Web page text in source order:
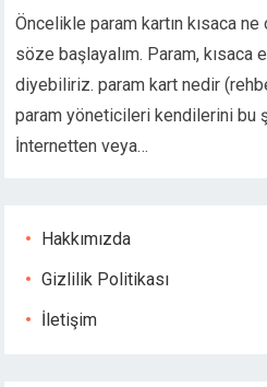
Öncelikle param kartın kısaca
söze başlayalım. Param, kısaca
diyebiliriz. param kart nedir
param yöneticileri kendilerini bu
İnternetten veya…
Hakkımızda
Gizlilik Politikası
İletişim